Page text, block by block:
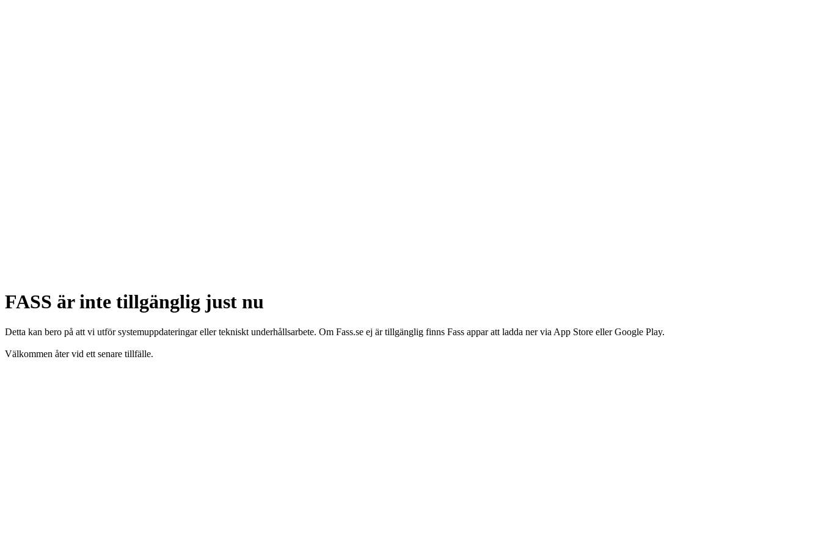
FASS är inte tillgänglig just nu
Detta kan bero på att vi utför systemuppdateringar eller tekniskt underhållsarbete. Om Fass.se ej är tillgänglig finns Fass appar att ladda ner via App Store eller Google Play.
Välkommen åter vid ett senare tillfälle.